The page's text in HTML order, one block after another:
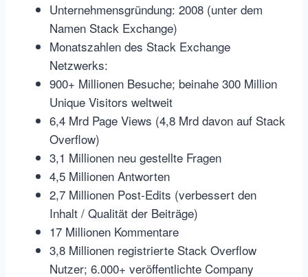
Unternehmensgründung: 2008 (unter dem
Namen Stack Exchange)
Monatszahlen des Stack Exchange
Netzwerks:
900+ Millionen Besuche; beinahe 300 Million
Unique Visitors weltweit
6,4 Mrd Page Views (4,8 Mrd davon auf Stack
Overflow)
3,1 Millionen neu gestellte Fragen
4,5 Millionen Antworten
2,7 Millionen Post-Edits (verbessert den
Inhalt / Qualität der Beiträge)
17 Millionen Kommentare
3,8 Millionen registrierte Stack Overflow
Nutzer; 6.000+ veröffentlichte Company